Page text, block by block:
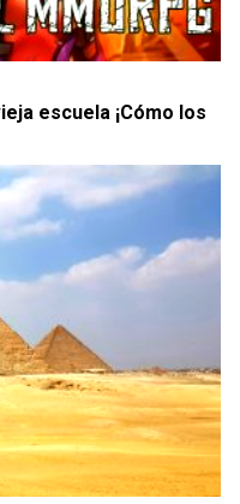
escuela ¡Cómo los